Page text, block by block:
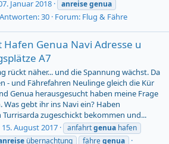
Januar 2018 anreisegenua
Antworten: 30 Forum: Flug & Fähre
Genua Navi Adresse u
A7
rückt näher... und die Spannung wächst. Da
- und Fährefahren Neulinge gleich die Kür
Genua herausgesucht haben meine Frage
Was gebt ihr ins Navi ein? Haben
zugeschickt bekommen und...
15. August 2017 anfahrtgenua hafen
übernachtung fähregenua